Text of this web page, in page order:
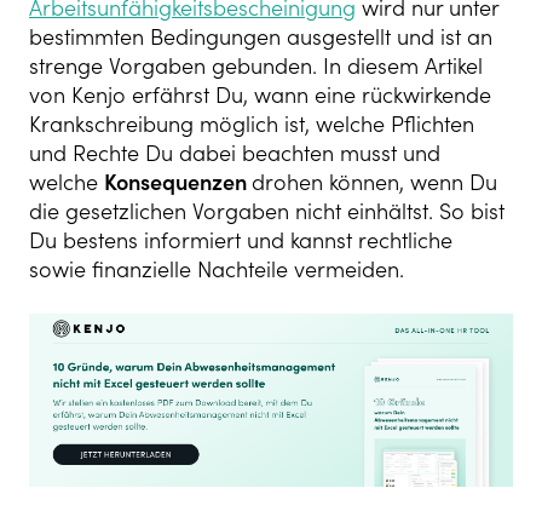
Arbeitsunfähigkeitsbescheinigung wird nur unter
bestimmten Bedingungen ausgestellt und ist an
strenge Vorgaben gebunden. In diesem Artikel
von Kenjo erfährst Du, wann eine rückwirkende
Krankschreibung möglich ist, welche Pflichten
und Rechte Du dabei beachten musst und
welche Konsequenzendrohen können, wenn Du
die gesetzlichen Vorgaben nicht einhältst. So bist
Du bestens informiert und kannst rechtliche
sowie finanzielle Nachteile vermeiden.